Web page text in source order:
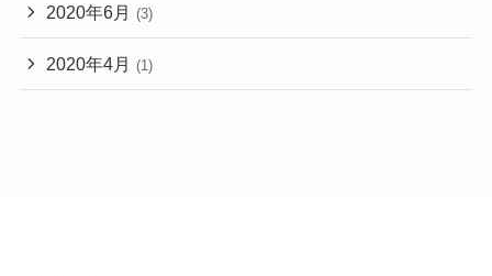
2020年6月 (3)
2020年4月 (1)